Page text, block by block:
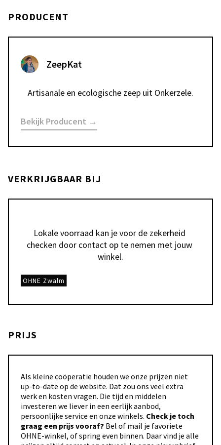
PRODUCENT
ZeepKat
Artisanale en ecologische zeep uit Onkerzele.
Bekijk Producent →
VERKRIJGBAAR BIJ
Lokale voorraad kan je voor de zekerheid
checken door contact op te nemen met jouw
winkel.
OHNE Zwalm
PRIJS
Als kleine coöperatie houden we onze prijzen niet
up-to-date op de website. Dat zou ons veel extra
werk en kosten vragen. Die tijd en middelen
investeren we liever in een eerlijk aanbod,
persoonlijke service en onze winkels. Check je toch
graag een prijs vooraf? Bel of mail je favoriete
OHNE-winkel, of spring even binnen. Daar vind je alle